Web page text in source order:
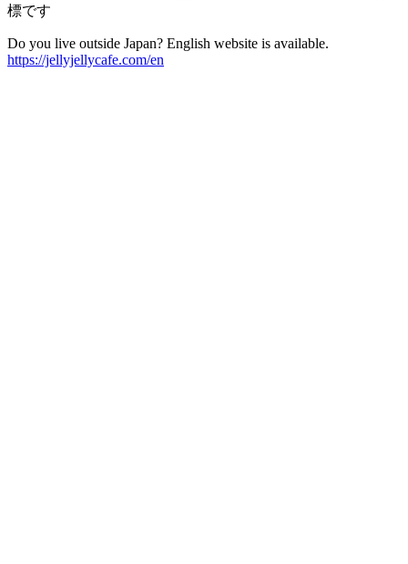
標です
Do you live outside Japan? English website is available.
https://jellyjellycafe.com/en